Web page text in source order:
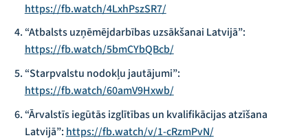
https://fb.watch/4LxhPszSR7/
“Atbalsts uzņēmējdarbības uzsākšanai Latvijā”:
https://fb.watch/5bmCYbQBcb/
“Starpvalstu nodokļu jautājumi”:
https://fb.watch/60amV9Hxwb/
“Ārvalstīs iegūtās izglītības un kvalifikācijas atzīšana
Latvijā”: https://fb.watch/v/1-cRzmPvN/